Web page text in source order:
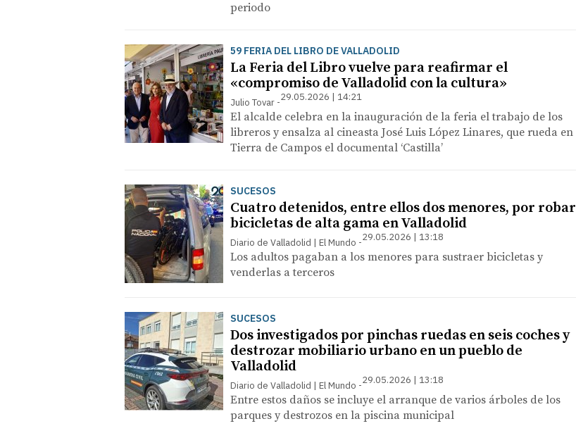
periodo
59 FERIA DEL LIBRO DE VALLADOLID
La Feria del Libro vuelve para reafirmar el
«compromiso de Valladolid con la cultura»
Julio Tovar 29.05.2026 | 14:21
El alcalde celebra en la inauguración de la feria el trabajo de los
libreros y ensalza al cineasta José Luis López Linares, que rueda en
Tierra de Campos el documental ‘Castilla’
SUCESOS
Cuatro detenidos, entre ellos dos menores, por robar
bicicletas de alta gama en Valladolid
Diario de Valladolid | El Mundo 29.05.2026 | 13:18
Los adultos pagaban a los menores para sustraer bicicletas y
venderlas a terceros
SUCESOS
Dos investigados por pinchas ruedas en seis coches y
destrozar mobiliario urbano en un pueblo de
Valladolid
Diario de Valladolid | El Mundo 29.05.2026 | 13:18
Entre estos daños se incluye el arranque de varios árboles de los
parques y destrozos en la piscina municipal